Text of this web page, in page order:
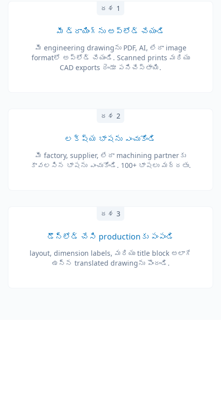
దశ 1
మీ డ్రాయింగ్‌ను అప్‌లోడ్ చేయండి
మీ engineering drawing‌ను PDF, AI, లేదా image
format‌లో అప్‌లోడ్ చేయండి. Scanned prints మరియు
CAD exports రెండూ పనిచేస్తాయి.
దశ 2
లక్ష్య భాషను ఎంచుకోండి
మీ factory, supplier, లేదా machining partner‌కు
కావలసిన భాషను ఎంచుకోండి. 100+ భాషలు మద్దతు.
దశ 3
డౌన్‌లోడ్ చేసి production‌కు పంపండి
layout, dimension labels, మరియు title block అలాగే
ఉన్న translated drawing‌ను పొందండి.